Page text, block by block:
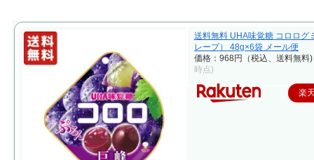
送料無料 UHA味覚糖 コロログ
レープ） 48g×6袋 メール便
価格：968円（税込、送料無料)
時点)
楽